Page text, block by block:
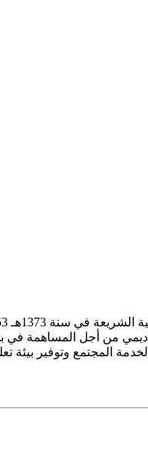
من أجل المساهمة
المجتمع وتوفير